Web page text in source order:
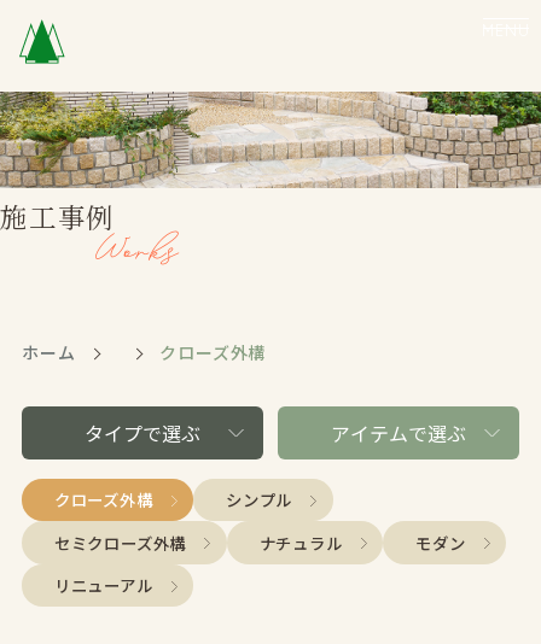
施工事例
ホーム クローズ外構
タイプで選ぶ アイテムで選ぶ
クローズ外構
シンプル
セミクローズ外構
ナチュラル
モダン
リニューアル